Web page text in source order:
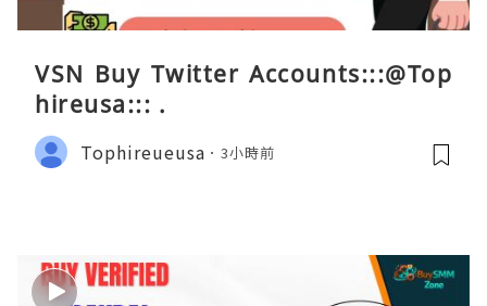
VSN Buy Twitter Accounts:::@Top
hireusa::: .
Tophireueusa 3小時前